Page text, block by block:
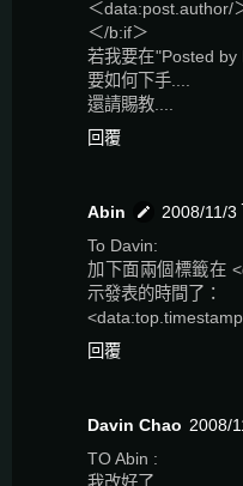
＜data:post.author/
＜/b:if＞
若我要在"Posted by
要如何下手....
還請賜教....
回覆
Abin
2008/11/3
To Davin:
加下面兩個標籤在
示發表的時間了：
回覆
Davin Chao 2008/
TO Abin :
我改好了....